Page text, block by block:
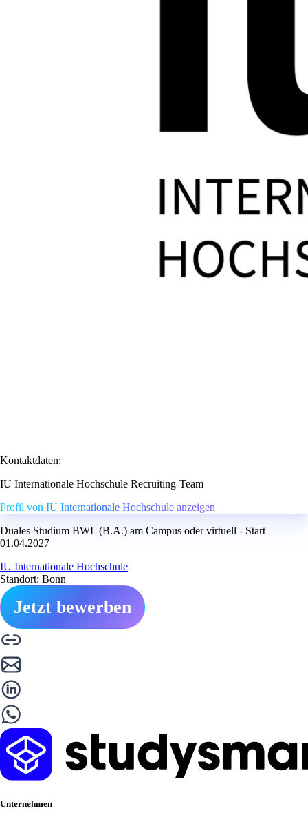
Kontaktdaten:
IU Internationale Hochschule Recruiting-Team
Profil von IU Internationale Hochschule anzeigen
Duales Studium BWL (B.A.) am Campus oder virtuell - Start
01.04.2027
IU Internationale Hochschule
Standort: Bonn
Jetzt bewerben
Unternehmen